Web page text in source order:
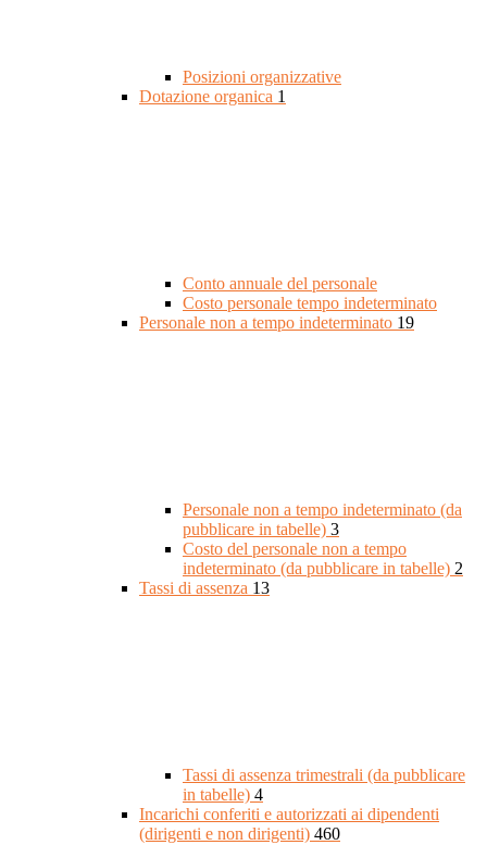
Posizioni organizzative
Dotazione organica 1
Conto annuale del personale
Costo personale tempo indeterminato
Personale non a tempo indeterminato 19
Personale non a tempo indeterminato (da
pubblicare in tabelle) 3
Costo del personale non a tempo
indeterminato (da pubblicare in tabelle) 2
Tassi di assenza 13
Tassi di assenza trimestrali (da pubblicare
in tabelle) 4
Incarichi conferiti e autorizzati ai dipendenti
(dirigenti e non dirigenti) 460